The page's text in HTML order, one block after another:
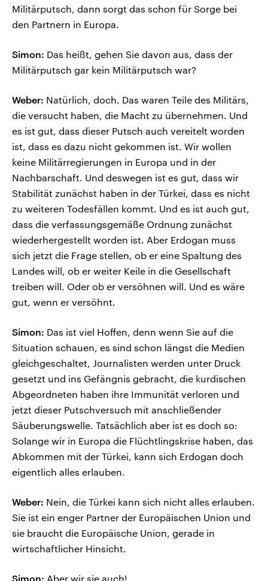
Militärputsch, dann sorgt das schon für Sorge bei
den Partnern in Europa.
Simon: Das heißt, gehen Sie davon aus, dass der
Militärputsch gar kein Militärputsch war?
Weber: Natürlich, doch. Das waren Teile des Militärs,
die versucht haben, die Macht zu übernehmen. Und
es ist gut, dass dieser Putsch auch vereitelt worden
ist, dass es dazu nicht gekommen ist. Wir wollen
keine Militärregierungen in Europa und in der
Nachbarschaft. Und deswegen ist es gut, dass wir
Stabilität zunächst haben in der Türkei, dass es nicht
zu weiteren Todesfällen kommt. Und es ist auch gut,
dass die verfassungsgemäße Ordnung zunächst
wiederhergestellt worden ist. Aber Erdogan muss
sich jetzt die Frage stellen, ob er eine Spaltung des
Landes will, ob er weiter Keile in die Gesellschaft
treiben will. Oder ob er versöhnen will. Und es wäre
gut, wenn er versöhnt.
Simon: Das ist viel Hoffen, denn wenn Sie auf die
Situation schauen, es sind schon längst die Medien
gleichgeschaltet, Journalisten werden unter Druck
gesetzt und ins Gefängnis gebracht, die kurdischen
Abgeordneten haben ihre Immunität verloren und
jetzt dieser Putschversuch mit anschließender
Säuberungswelle. Tatsächlich aber ist es doch so:
Solange wir in Europa die Flüchtlingskrise haben, das
Abkommen mit der Türkei, kann sich Erdogan doch
eigentlich alles erlauben.
Weber: Nein, die Türkei kann sich nicht alles erlauben.
Sie ist ein enger Partner der Europäischen Union und
sie braucht die Europäische Union, gerade in
wirtschaftlicher Hinsicht.
Simon: Aber wir sie auch!